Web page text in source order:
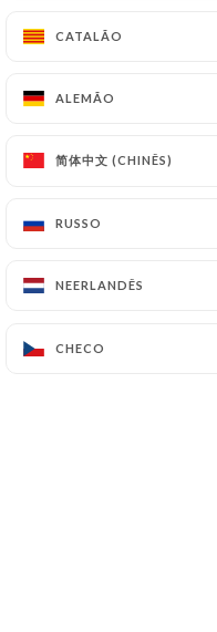
CATALÃO
ALEMÃO
简体中文 (CHINÊS)
RUSSO
NEERLANDÊS
CHECO
CATALÃO
ALEMÃO
简体中文 (CHINÊS)
RUSSO
NEERLANDÊS
CHECO